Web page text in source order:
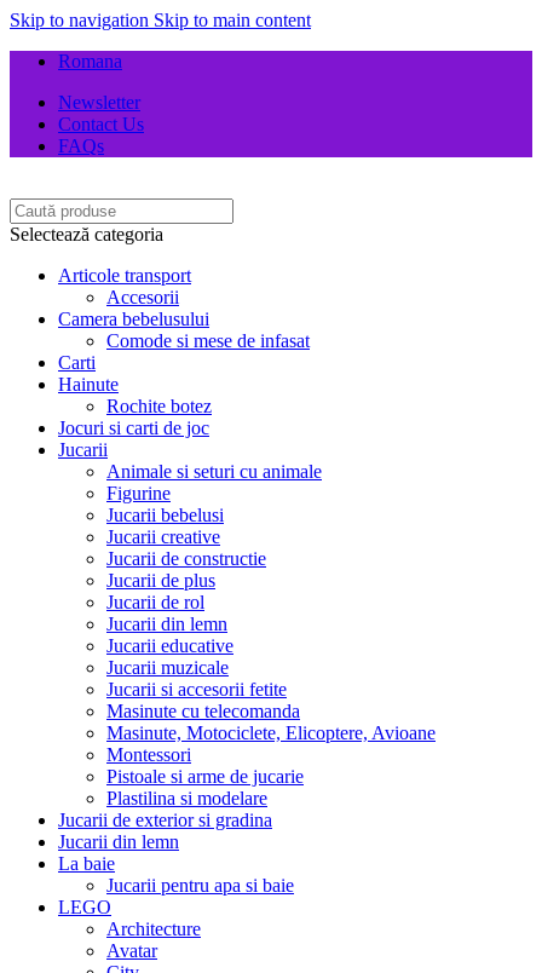
Skip to navigation Skip to main content
Romana
Newsletter
Contact Us
FAQs
Selectează categoria
Articole transport
Accesorii
Camera bebelusului
Comode si mese de infasat
Carti
Hainute
Rochite botez
Jocuri si carti de joc
Jucarii
Animale si seturi cu animale
Figurine
Jucarii bebelusi
Jucarii creative
Jucarii de constructie
Jucarii de plus
Jucarii de rol
Jucarii din lemn
Jucarii educative
Jucarii muzicale
Jucarii si accesorii fetite
Masinute cu telecomanda
Masinute, Motociclete, Elicoptere, Avioane
Montessori
Pistoale si arme de jucarie
Plastilina si modelare
Jucarii de exterior si gradina
Jucarii din lemn
La baie
Jucarii pentru apa si baie
LEGO
Architecture
Avatar